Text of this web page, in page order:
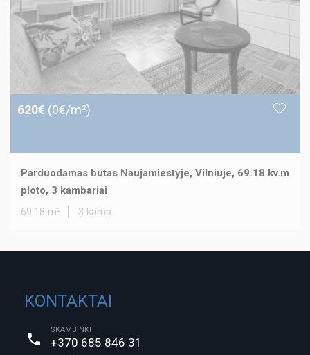
620€ (0€/m²)
Parduodamas butas Naujamiestyje, Vilniuje, 69.18 kv.m
ploto, 3 kambariai
69.18 m²
3 kamb.
KONTAKTAI
SKAMBINK!
+370 685 846 31